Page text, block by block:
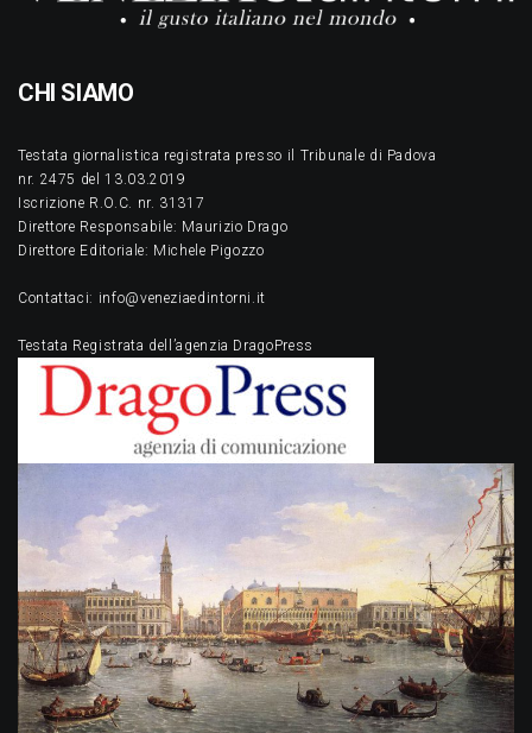
CHI SIAMO
Testata giornalistica registrata presso il Tribunale di Padova
nr. 2475 del 13.03.2019
Iscrizione R.O.C. nr. 31317
Direttore Responsabile: Maurizio Drago
Direttore Editoriale: Michele Pigozzo
Contattaci: info@veneziaedintorni.it
Testata Registrata dell’agenzia DragoPress